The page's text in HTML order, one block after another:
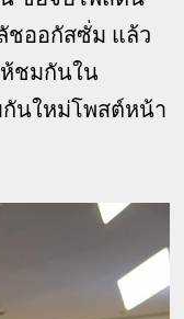
ชออกัสซั่ม แล้ว
ห้ชมกันใน
กันใหม่โพสต์หน้า